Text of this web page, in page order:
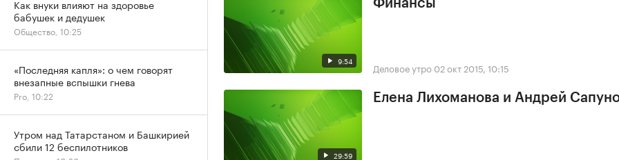
9:54
Финансы
Деловое утро 02 окт 2015, 10:15
29:59
Елена Лихоманова и Андрей
Как внуки влияют на здоровье
бабушек и дедушек
Общество, 10:25
«Последняя капля»: о чем говорят
внезапные вспышки гнева
Pro, 10:22
Утром над Татарстаном и Башкирией
сбили 12 беспилотников